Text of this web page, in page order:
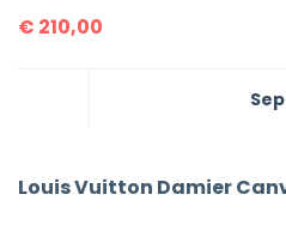
€ 210,00